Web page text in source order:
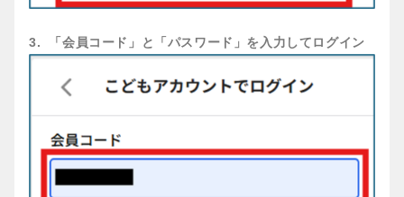
3. 「会員コード」と「パスワード」を入力してログイン